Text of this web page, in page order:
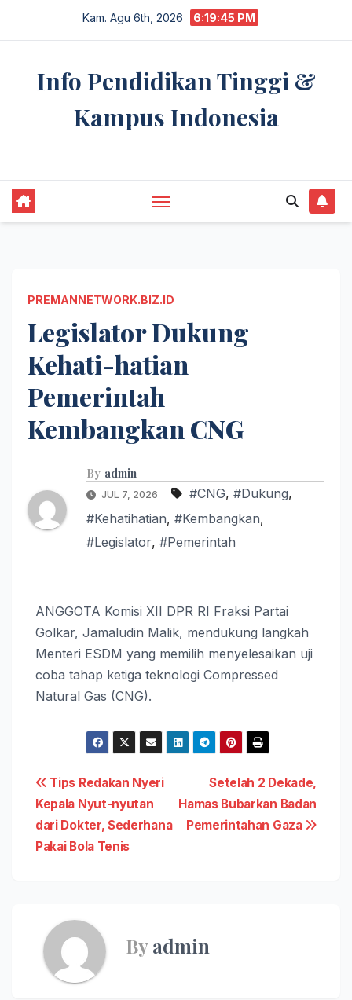
Kam. Agu 6th, 2026 6:19:46 PM
Info Pendidikan Tinggi &
Kampus Indonesia
PREMANNETWORK.BIZ.ID
Legislator Dukung
Kehati-hatian
Pemerintah
Kembangkan CNG
By admin
JUL 7, 2026 #CNG, #Dukung,
#Kehatihatian, #Kembangkan,
#Legislator, #Pemerintah
ANGGOTA Komisi XII DPR RI Fraksi Partai
Golkar, Jamaludin Malik, mendukung langkah
Menteri ESDM yang memilih menyelesaikan uji
coba tahap ketiga teknologi Compressed
Natural Gas (CNG).
Navigasi
pos
Setelah 2 Dekade,
Hamas Bubarkan Badan
Pemerintahan Gaza
Tips Redakan Nyeri
Kepala Nyut-nyutan
dari Dokter, Sederhana
Pakai Bola Tenis
Byadmin